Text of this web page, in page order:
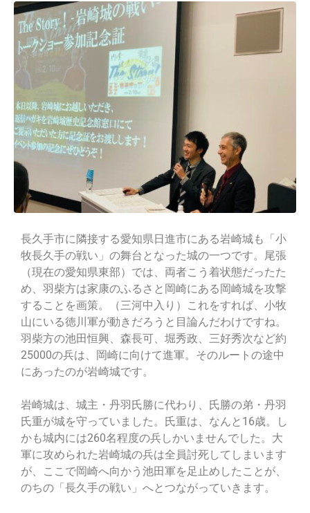
長久手市に隣接する愛知県日進市にある岩崎城も「小
牧長久手の戦い」の舞台となった城の一つです。尾張
（現在の愛知県東部）では、両者こう着状態だったた
め、羽柴方は家康のふるさと岡崎にある岡崎城を攻撃
することを画策。（三河中入り）これをすれば、小牧
山にいる徳川軍が動きだろうと目論んだわけですね。
羽柴方の池田恒興、森長可、堀秀政、三好秀次など約
25000の兵は、岡崎に向けて進軍。そのルートの途中
にあったのが岩崎城です。
岩崎城は、城主・丹羽氏勝に代わり、氏勝の弟・丹羽
氏重が城を守っていました。氏重は、なんと16歳。し
かも城内には260名程度の兵しかいませんでした。大
軍に攻められた岩崎城の兵は全員討死してしまいます
が、ここで岡崎へ向かう池田軍を足止めしたことが、
のちの「長久手の戦い」へとつながっていきます。